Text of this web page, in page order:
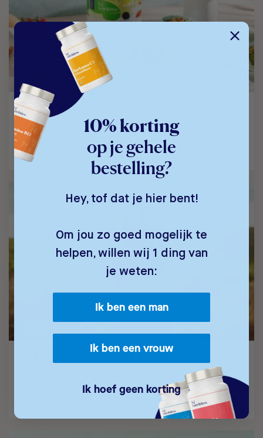
Recepten
Groene ei-muffins recept
Deze hartige muffins zijn lekker en gezond.…
Veel mensen kampen met een laag energieniveau.…
10% korting
op je gehele
bestelling?
Hey, tof dat je hier bent!
Om jou zo goed mogelijk te
helpen, willen wij 1 ding van
je weten:
Ik ben een man
Ik ben een vrouw
Ik hoef geen korting